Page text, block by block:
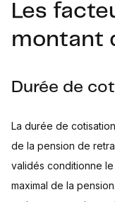
Les
montant
Durée de
La durée de
de la pension de
validés conditionne
maximal de la